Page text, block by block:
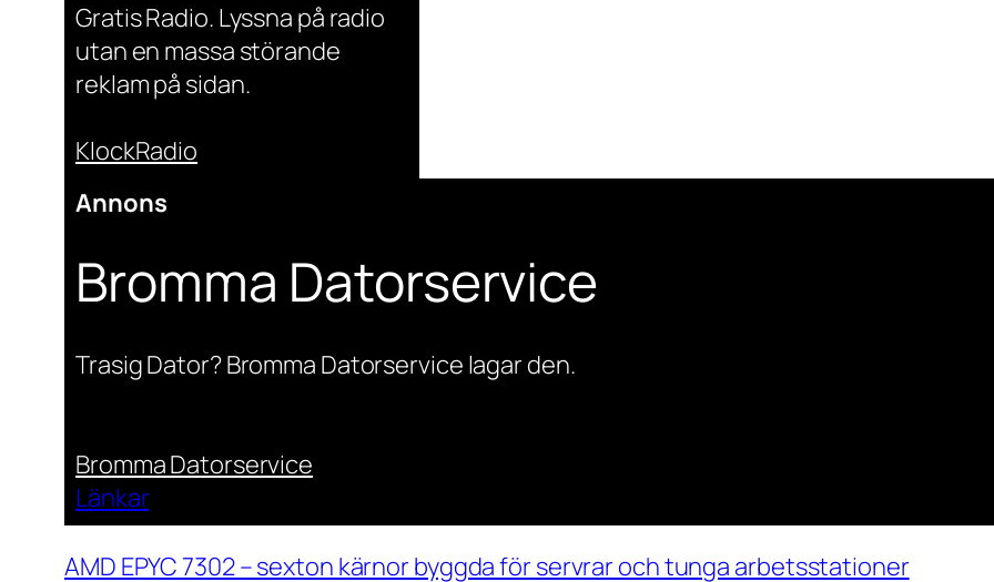
Gratis Radio. Lyssna på radio
utan en massa störande
reklam på sidan.
KlockRadio
Annons
Bromma Datorservice
Trasig Dator? Bromma Datorservice lagar den.
Bromma Datorservice
Länkar
AMD EPYC 7302 – sexton kärnor byggda för servrar och tunga arbetsstationer